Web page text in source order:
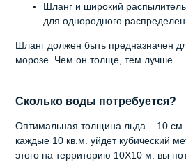
Шланг и широкий
для однородного
Шланг должен быть предназначен
морозе. Чем он толще, тем лучше.
Сколько воды потребуется?
Оптимальная толщина льда – 10 см.
каждые 10 кв.м. уйдет кубический
этого на территорию 10Х10 м. вы